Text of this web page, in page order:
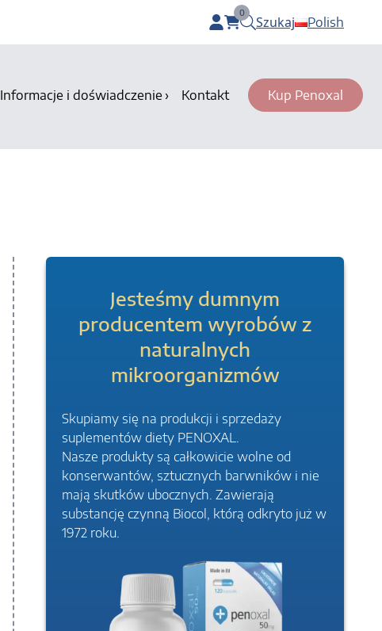
0
items in cart, view bag
Szukaj Polish
Informacje i doświadczenie Kontakt Kup Penoxal
Jesteśmy dumnym
producentem wyrobów z
naturalnych
mikroorganizmów
Skupiamy się na produkcji i sprzedaży
suplementów diety PENOXAL.
Nasze produkty są całkowicie wolne od
konserwantów, sztucznych barwników i nie
mają skutków ubocznych. Zawierają
substancję czynną Biocol, którą odkryto już w
1972 roku.